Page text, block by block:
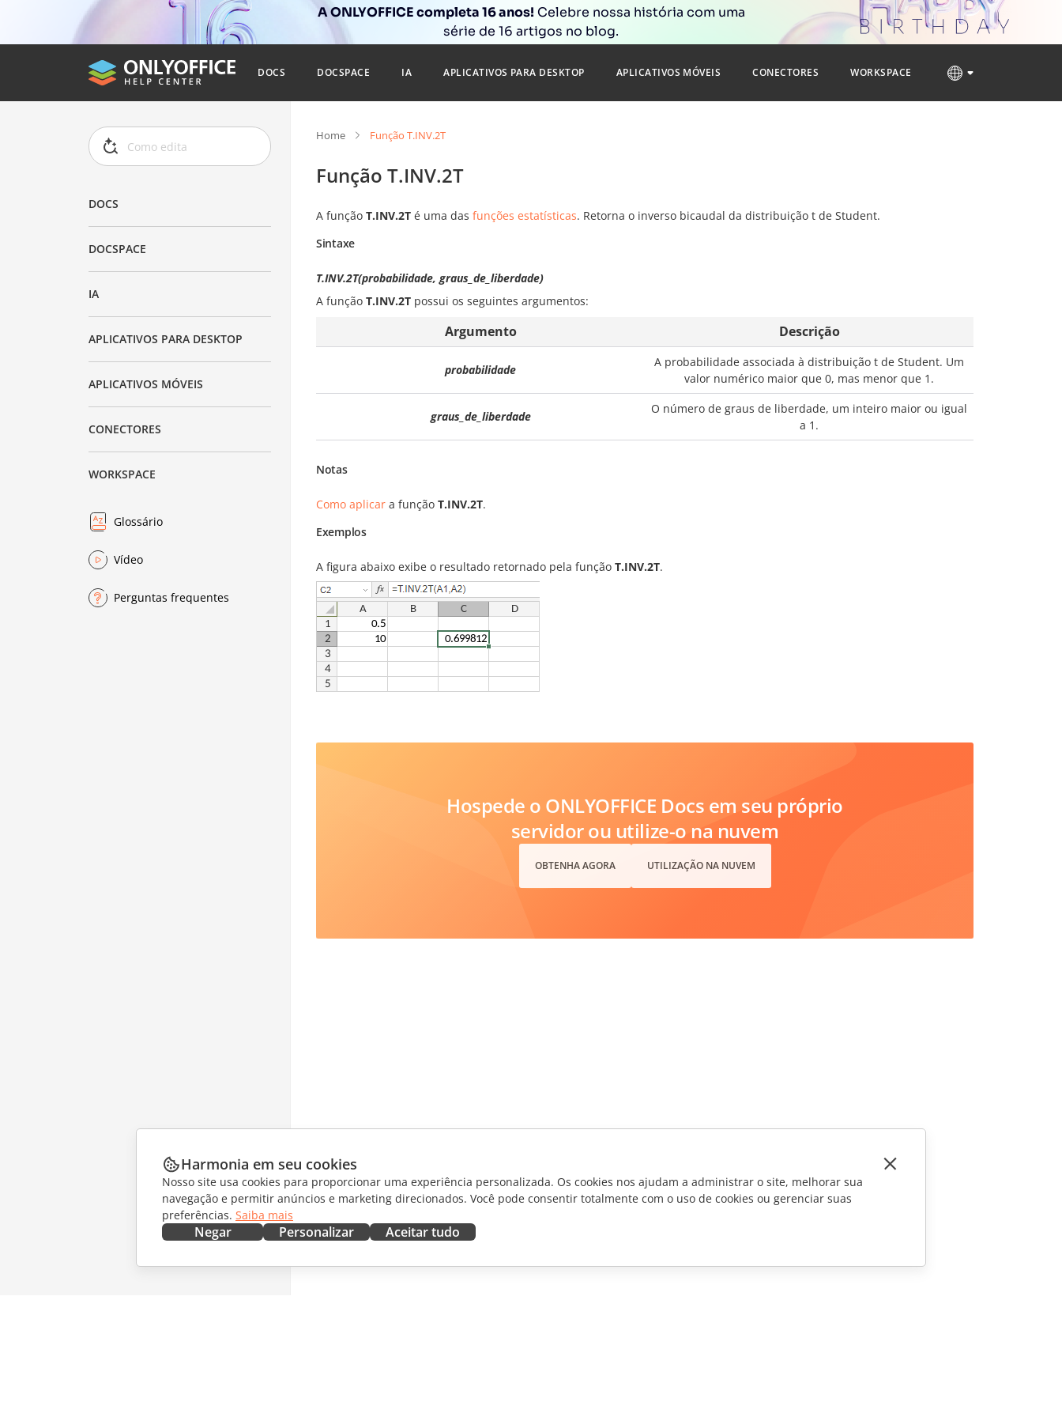
A ONLYOFFICE completa 16 anos! Celebre nossa história com uma
série de 16 artigos no blog.
DOCS DOCSPACE IA APLICATIVOS PARA DESKTOP APLICATIVOS MÓVEIS CONECTORES WORKSPACE
DOCS
DOCSPACE
IA
APLICATIVOS PARA DESKTOP
APLICATIVOS MÓVEIS
CONECTORES
WORKSPACE
Glossário
Vídeo
Perguntas frequentes
Home Função T.INV.2T
Função T.INV.2T
A função T.INV.2T é uma das funções estatísticas. Retorna o inverso bicaudal da distribuição t de Student.
Sintaxe
T.INV.2T(probabilidade, graus_de_liberdade)
A função T.INV.2T possui os seguintes argumentos:
Argumento Descrição
probabilidade
A probabilidade associada à distribuição t de Student. Um
valor numérico maior que 0, mas menor que 1.
graus_de_liberdade
O número de graus de liberdade, um inteiro maior ou igual
a 1.
Notas
Como aplicar a função T.INV.2T.
Exemplos
A figura abaixo exibe o resultado retornado pela função T.INV.2T.
Hospede o ONLYOFFICE Docs em seu próprio
servidor ou utilize-o na nuvem
OBTENHA AGORA UTILIZAÇÃO NA NUVEM
Harmonia em seu cookies
Nosso site usa cookies para proporcionar uma experiência personalizada. Os cookies nos ajudam a administrar o site, melhorar sua
navegação e permitir anúncios e marketing direcionados. Você pode consentir totalmente com o uso de cookies ou gerenciar suas
preferências. Saiba mais
Negar Personalizar Aceitar tudo